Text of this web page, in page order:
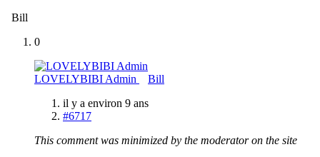
Bill
0
LOVELYBIBI Admin
Bill
il y a environ 9 ans
#6717
This comment was minimized by the moderator on the site